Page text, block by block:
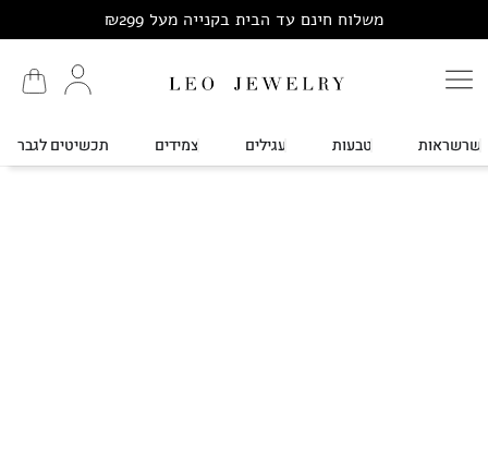
משלוח חינם עד הבית בקנייה מעל ₪299
שרשראות טבעות עגילים צמידים תכשיטים לגבר